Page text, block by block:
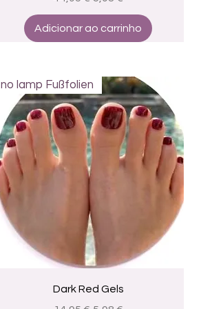
Adicionar ao carrinho
Visualização rápida
no lamp Fußfolien
Dark Red Gels